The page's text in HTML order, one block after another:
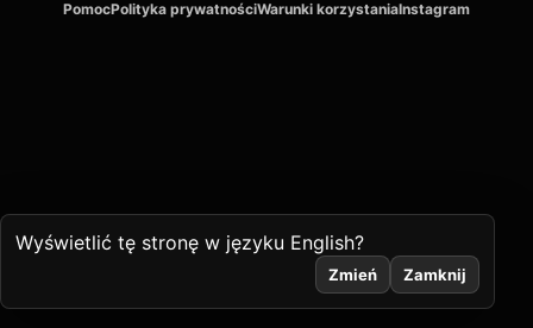
PomocPolityka prywatnościWarunki korzystaniaInstagram
Wyświetlić tę stronę w języku English?
Zmień Zamknij